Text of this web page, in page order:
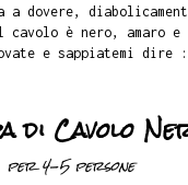
dovere,
è nero, amaro e
e sappiatemi dire
di Cavolo
per 4-5 persone